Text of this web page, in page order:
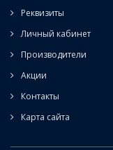
Реквизиты
Личный кабинет
Производители
Акции
Контакты
Карта сайта